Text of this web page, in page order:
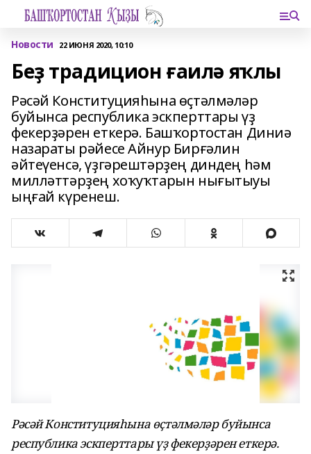
Новости 22 ИЮНЯ 2020, 10:10
Беҙ традицион ғаилә яҡлы
Рәсәй Конституцияһына өҫтәлмәләр
буйынса республика эскперттары үҙ
фекерҙәрен еткерә. Башҡортостан Диниә
назараты рәйесе Айнур Бирғәлин
әйтеүенсә, үҙгәрештәрҙең диндең һәм
милләттәрҙең хоҡуҡтарын нығытыуы
ыңғай күренеш.
Рәсәй Конституцияһына өҫтәлмәләр буйынса
республика эскперттары үҙ фекерҙәрен еткерә.